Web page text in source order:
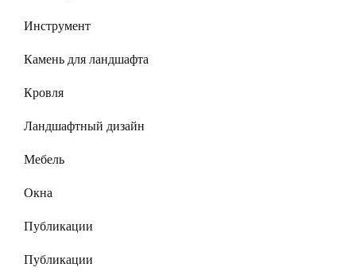
Инструмент
Камень для ландшафта
Кровля
Ландшафтный дизайн
Мебель
Окна
Публикации
Публикации